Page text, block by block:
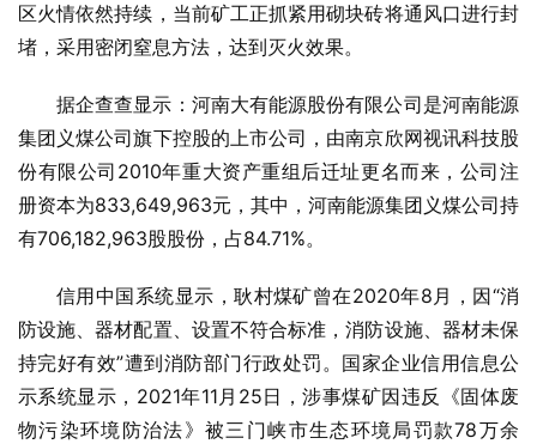
区火情依然持续，当前矿工正抓紧用砌块砖将通风口进行封
堵，采用密闭窒息方法，达到灭火效果。
据企查查显示：河南大有能源股份有限公司是河南能源
集团义煤公司旗下控股的上市公司，由南京欣网视讯科技股
份有限公司2010年重大资产重组后迁址更名而来，公司注
册资本为833,649,963元，其中，河南能源集团义煤公司持
有706,182,963股股份，占84.71%。
信用中国系统显示，耿村煤矿曾在2020年8月，因“消
防设施、器材配置、设置不符合标准，消防设施、器材未保
持完好有效”遭到消防部门行政处罚。国家企业信用信息公
示系统显示，2021年11月25日，涉事煤矿因违反《固体废
物污染环境防治法》被三门峡市生态环境局罚款78万余